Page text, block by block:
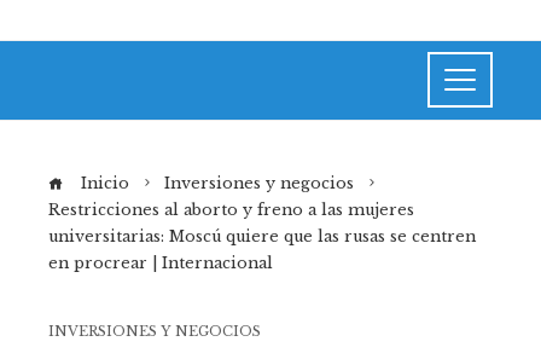
Inicio
Inversiones y negocios
Restricciones al aborto y freno a las mujeres
universitarias: Moscú quiere que las rusas se centren
en procrear | Internacional
INVERSIONES Y NEGOCIOS